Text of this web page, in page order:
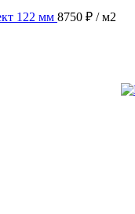
122 мм 8750 ₽ / м2